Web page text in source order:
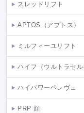
スレッドリフト
APTOS（アプトス）
ミルフィーユリフト
ハイフ（ウルトラセル
ハイパワーペレヴェ
PRP 顔